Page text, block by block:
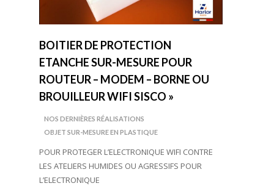
BOITIER DE PROTECTION
ETANCHE SUR-MESURE POUR
ROUTEUR – MODEM – BORNE OU
BROUILLEUR WIFI SISCO »
NOS DERNIÈRES RÉALISATIONS
OBJET SUR-MESURE EN PLASTIQUE
POUR PROTEGER L’ELECTRONIQUE WIFI CONTRE
LES ATELIERS HUMIDES OU AGRESSIFS POUR
L’ELECTRONIQUE